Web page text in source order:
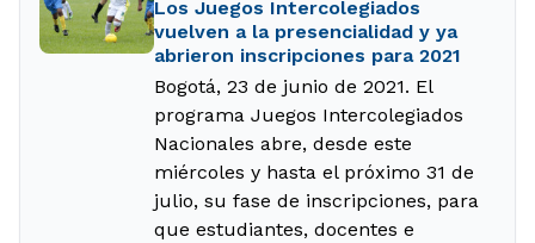
Los Juegos Intercolegiados
vuelven a la presencialidad y ya
abrieron inscripciones para 2021
Bogotá, 23 de junio de 2021. El
programa Juegos Intercolegiados
Nacionales abre, desde este
miércoles y hasta el próximo 31 de
julio, su fase de inscripciones, para
que estudiantes, docentes e